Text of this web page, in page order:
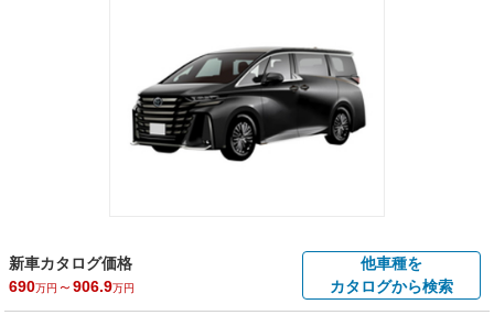
新車カタログ価格
690万円 ～906.9万円
他車種を
カタログから検索